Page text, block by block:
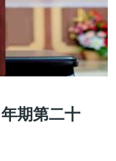
期第二十